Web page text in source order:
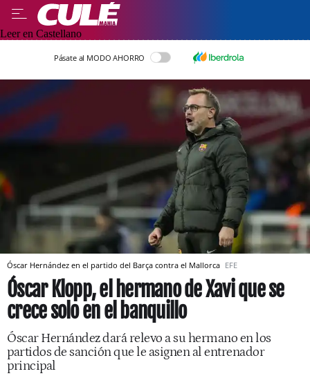
Leer en Castellano
Pásate al MODO AHORRO
Óscar Hernández en el partido del Barça contra el Mallorca EFE
Óscar Klopp, el hermano de Xavi que se
crece solo en el banquillo
Óscar Hernández dará relevo a su hermano en los
partidos de sanción que le asignen al entrenador
principal